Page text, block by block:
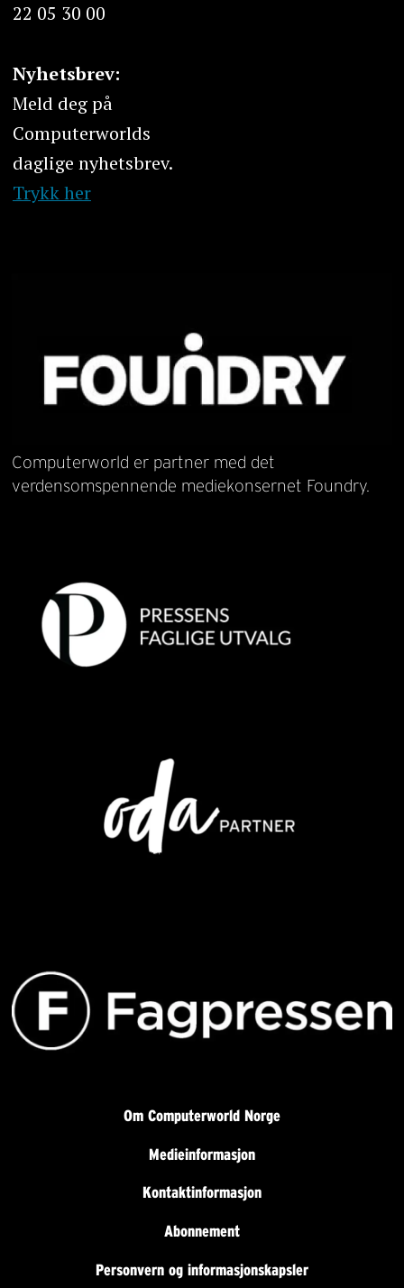
22 05 30 00
Nyhetsbrev:
Meld deg på
Computerworlds
daglige nyhetsbrev.
Trykk her
Computerworld er partner med det
verdensomspennende mediekonsernet Foundry.
Om Computerworld Norge
Medieinformasjon
Kontaktinformasjon
Abonnement
Personvern og informasjonskapsler